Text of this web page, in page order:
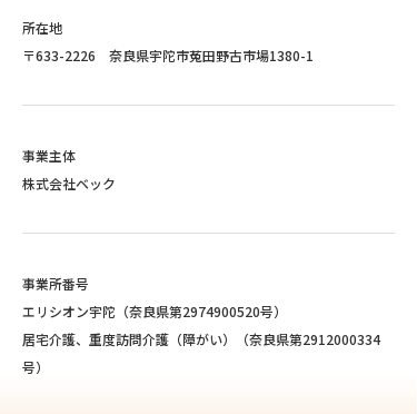
0745-84-9921
「エリシオン宇陀の件」とお申し付けください。受付担当が
所在地
〒633-2226 奈良県宇陀市菟田野古市場1380-1
事業主体
株式会社ベック
事業所番号
エリシオン宇陀（奈良県第2974900520号）
居宅介護、重度訪問介護（障がい）（奈良県第2912000334
号）